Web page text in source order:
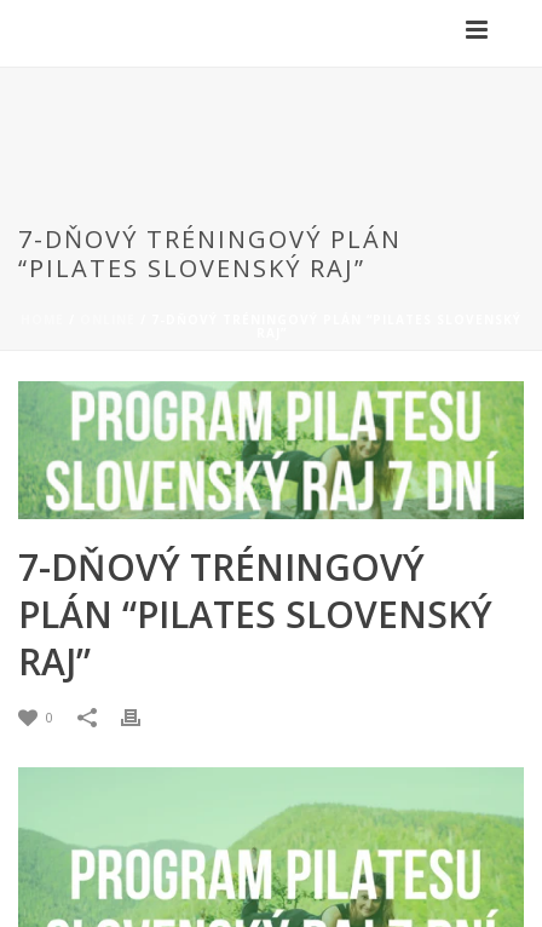
7-DŇOVÝ TRÉNINGOVÝ PLÁN
“PILATES SLOVENSKÝ RAJ”
7-DŇOVÝ TRÉNINGOVÝ
PLÁN “PILATES SLOVENSKÝ
RAJ”
0